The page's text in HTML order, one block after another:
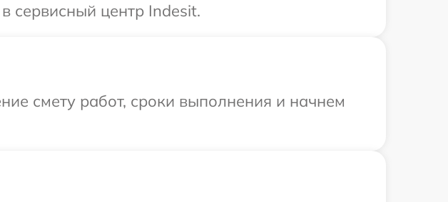
сервисный центр Indesit.
смету работ, сроки выполнения и начнем